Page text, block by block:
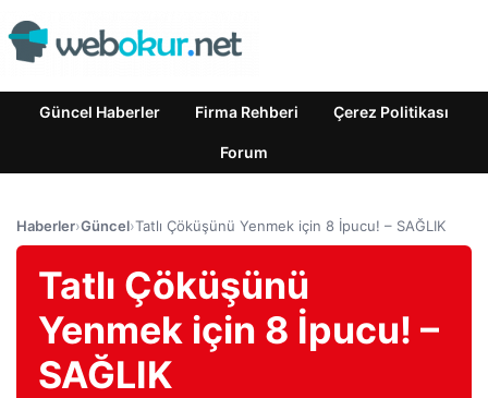
Güncel Haberler Firma Rehberi Çerez Politikası
Forum
Haberler›Güncel›Tatlı Çöküşünü Yenmek için 8 İpucu! – SAĞLIK
Tatlı Çöküşünü
Yenmek için 8 İpucu! –
SAĞLIK